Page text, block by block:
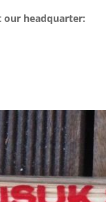
our headquarter: